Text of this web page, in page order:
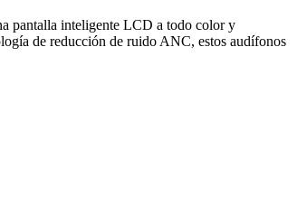
pantalla inteligente LCD a todo color y
de reducción de ruido ANC, estos audífonos